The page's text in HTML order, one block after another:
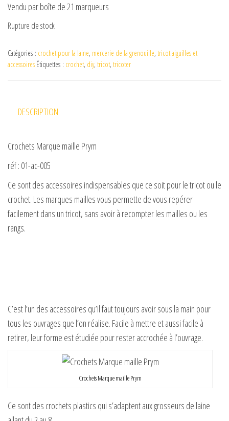
Vendu par boîte de 21 marqueurs
Rupture de stock
Catégories : crochet pour la laine, mercerie de la grenouille, tricot aiguilles et
accessoires Étiquettes : crochet, diy, tricot, tricoter
DESCRIPTION
Crochets Marque maille Prym
réf : 01-ac-005
Ce sont des accessoires indispensables que ce soit pour le tricot ou le
crochet. Les marques mailles vous permette de vous repérer
facilement dans un tricot, sans avoir à recompter les mailles ou les
rangs.
C’est l’un des accessoires qu’il faut toujours avoir sous la main pour
tous les ouvrages que l’on réalise. Facile à mettre et aussi facile à
retirer, leur forme est étudiée pour rester accrochée à l’ouvrage.
Crochets Marque maille Prym
Ce sont des crochets plastics qui s’adaptent aux grosseurs de laine